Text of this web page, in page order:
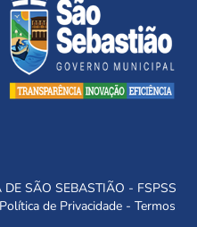
SÃO SEBASTIÃO - FSPSS
Política de Privacidade - Termos